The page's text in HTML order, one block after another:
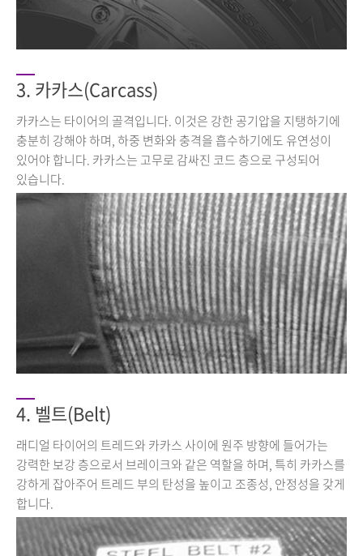
3. 카카스(Carcass)
카카스는 타이어의 골격입니다. 이것은 강한 공기압을 지탱하기에
충분히 강해야 하며, 하중 변화와 충격을 흡수하기에도 유연성이
있어야 합니다. 카카스는 고무로 감싸진 코드 층으로 구성되어
있습니다.
4. 벨트(Belt)
래디얼 타이어의 트레드와 카카스 사이에 원주 방향에 들어가는
강력한 보강 층으로서 브레이크와 같은 역할을 하며, 특히 카카스를
강하게 잡아주어 트레드 부의 탄성을 높이고 조종성, 안정성을 갖게
합니다.